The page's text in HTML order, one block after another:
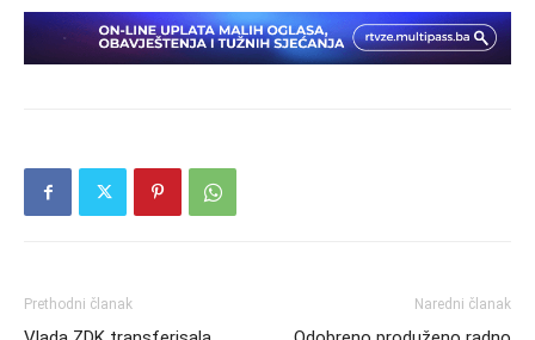
Prethodni članak Naredni članak